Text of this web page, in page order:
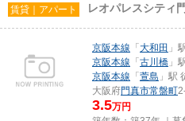
賃貸｜アパート レオパレスシティ
京阪本線 「 大和田 」
京阪本線 「 古川橋 」
京阪本線 「 萱島 」駅
大阪府門真市常盤町
3.5万円